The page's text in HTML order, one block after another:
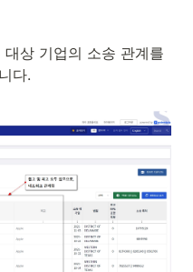
상 기업의 소송 관계를
다.